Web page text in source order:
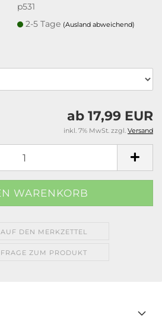
p531
2-5 Tage (Ausland abweichend)
ab 17,99 EUR
inkl. 7% MwSt. zzgl. Versand
AUF DEN MERKZETTEL
FRAGE ZUM PRODUKT